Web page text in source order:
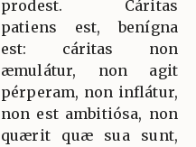
prodest. Cáritas
patiens est, benígna
est: cáritas non
æmulátur, non agit
pérperam, non inflátur,
non est ambitiósa, non
quærit quæ sua sunt,